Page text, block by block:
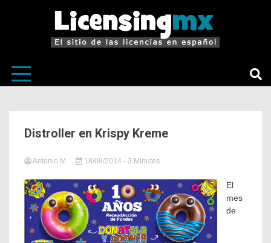
Distroller en Krispy Kreme
Antonio M. 18/08/2014 in
categoría
Tagged
casos
de
éxito,
Distroller
Donas,
Krispy
- 3 Minutes
El
mes
de